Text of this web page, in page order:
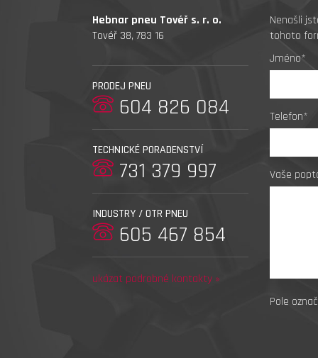
Hebnar pneu Tovéř s. r. o.
Tovéř 38, 783 16
PRODEJ PNEU
604 826 084
TECHNICKÉ PORADENSTVÍ
731 379 997
INDUSTRY / OTR PNEU
605 467 854
ukázat podrobné kontakty »
Nenašli
tohoto
Jméno*
Telefon*
Vaše
Pole